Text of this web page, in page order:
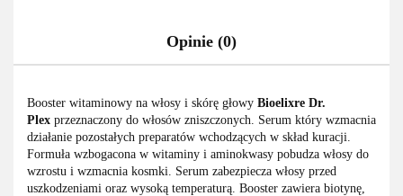
Opinie (0)
Booster witaminowy na włosy i skórę głowy Bioelixre Dr.
Plex przeznaczony do włosów zniszczonych. Serum który wzmacnia
działanie pozostałych preparatów wchodzących w skład kuracji.
Formuła wzbogacona w witaminy i aminokwasy pobudza włosy do
wzrostu i wzmacnia kosmki. Serum zabezpiecza włosy przed
uszkodzeniami oraz wysoką temperaturą. Booster zawiera biotynę,